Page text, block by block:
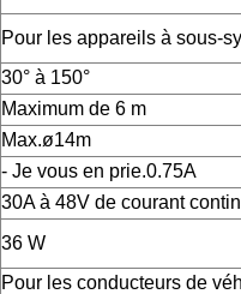
Pour les appareils à sous-
30° à 150°
Maximum de 6 m
Max.ø14m
- Je vous en prie.0.75A
30A à 48V de courant
36 W
Pour les conducteurs de